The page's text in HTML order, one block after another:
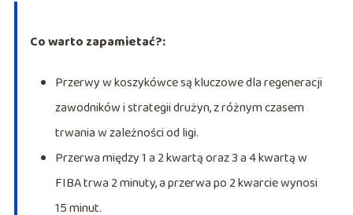
Co warto zapamietać?:
Przerwy w koszykówce są kluczowe dla regeneracji
zawodników i strategii drużyn, z różnym czasem
trwania w zależności od ligi.
Przerwa między 1 a 2 kwartą oraz 3 a 4 kwartą w
FIBA trwa 2 minuty, a przerwa po 2 kwarcie wynosi
15 minut.